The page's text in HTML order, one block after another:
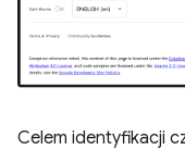
Celem identyfikacji